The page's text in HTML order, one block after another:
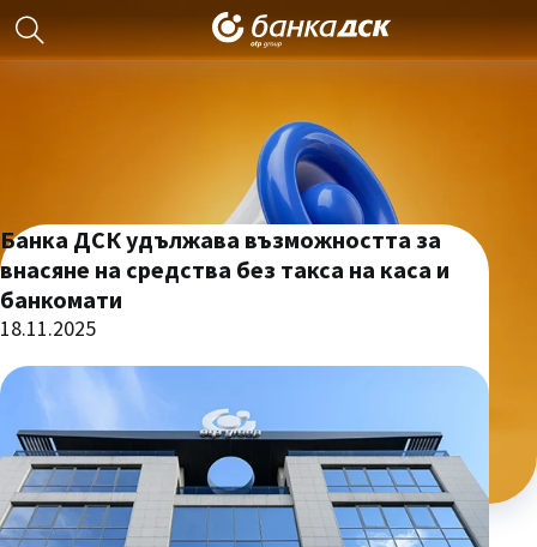
Банка ДСК удължава възможността за
внасяне на средства без такса на каса и
банкомати
18.11.2025